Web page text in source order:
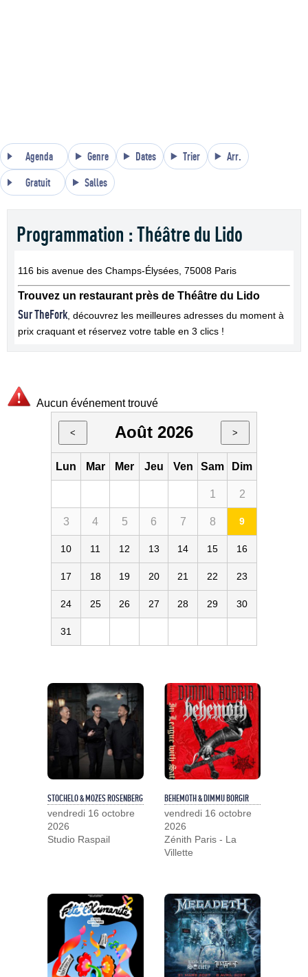
Agenda Genre Dates Trier Arr.
Gratuit Salles
Programmation : Théâtre du Lido
116 bis avenue des Champs-Élysées, 75008 Paris
Trouvez un restaurant près de Théâtre du Lido
Sur TheFork , découvrez les meilleures adresses du moment à
prix craquant et réservez votre table en 3 clics !
Aucun événement trouvé
< Août 2026 >
Lun Mar Mer Jeu Ven Sam Dim
1 2
3 4 5 6 7 8 9
10 11 12 13 14 15 16
17 18 19 20 21 22 23
24 25 26 27 28 29 30
31
STOCHELO & MOZES ROSENBERG
vendredi 16 octobre
2026
Studio Raspail
BEHEMOTH & DIMMU BORGIR
vendredi 16 octobre
2026
Zénith Paris - La
Villette